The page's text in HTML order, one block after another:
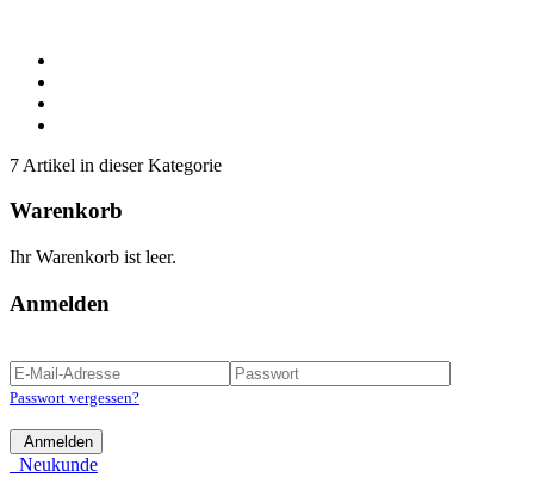
7 Artikel in dieser Kategorie
Warenkorb
Ihr Warenkorb ist leer.
Anmelden
Passwort vergessen?
Anmelden
Neukunde